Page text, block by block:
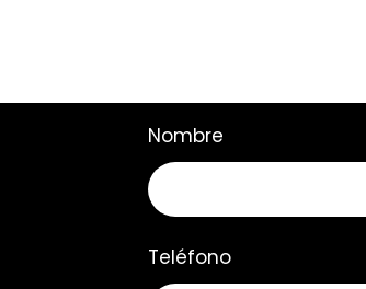
Nombre
Teléfono